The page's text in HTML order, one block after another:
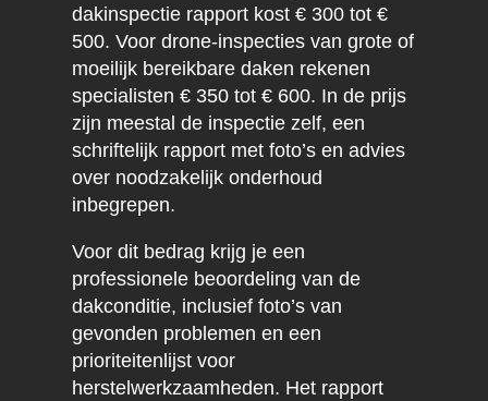
dakinspectie rapport kost € 300 tot €
500. Voor drone-inspecties van grote of
moeilijk bereikbare daken rekenen
specialisten € 350 tot € 600. In de prijs
zijn meestal de inspectie zelf, een
schriftelijk rapport met foto’s en advies
over noodzakelijk onderhoud
inbegrepen.
Voor dit bedrag krijg je een
professionele beoordeling van de
dakconditie, inclusief foto’s van
gevonden problemen en een
prioriteitenlijst voor
herstelwerkzaamheden. Het rapport